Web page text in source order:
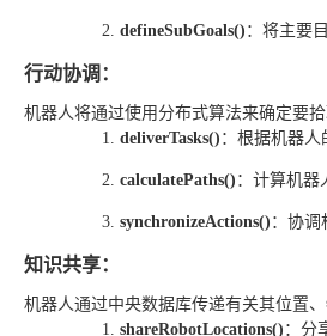
defineSubGoals() ：将主要
行动协调：
机器人将通过使用分布式算法来确定要
deliverTasks() ：根据机器
calculatePaths() ：计算机器
synchronizeActions() ：协调
知识共享：
机器人通过中央数据库传递有关其位置
shareRobotLocations() ：分